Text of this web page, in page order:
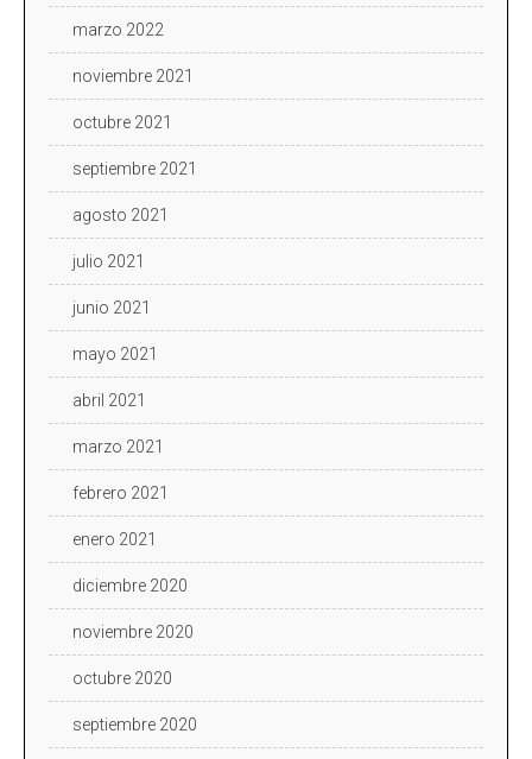
marzo 2022
noviembre 2021
octubre 2021
septiembre 2021
agosto 2021
julio 2021
junio 2021
mayo 2021
abril 2021
marzo 2021
febrero 2021
enero 2021
diciembre 2020
noviembre 2020
octubre 2020
septiembre 2020